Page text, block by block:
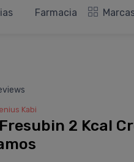
Farmacia
Kabi
2 Kcal